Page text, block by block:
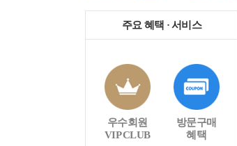
주요 혜택 · 서비스
우수회원
VIP CLUB
방문구매
혜택